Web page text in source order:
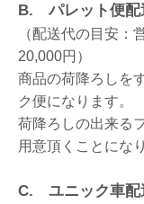
B. パレット便
（配送代の目安
20,000円）
商品の荷降ろしを
ク便になります。
荷降ろしの出来る
用意頂くことにな
C. ユニック車配